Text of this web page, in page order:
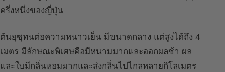
ครึ่งหนึ่งของญี่ปุ่น
ต้นยุซุทนต่อความหนาวเย็น มีขนาดกลาง แต่สูงได้ถึง 4
เมตร มีลักษณะพิเศษคือมีหนามมากและออกผลช้า ผล
และใบมีกลิ่นหอมมากและส่งกลิ่นไปไกลหลายกิโลเมตร